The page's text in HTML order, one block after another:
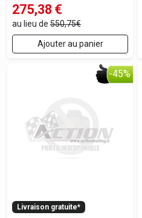
275,38 €
au lieu de 550,75€
Ajouter au panier
-45%
Livraison gratuite*